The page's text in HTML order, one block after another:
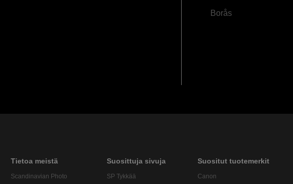
Borås
Tietoa meistä
Scandinavian Photo
Suosittuja sivuja
SP Tykkää
Suositut tuotemerkit
Canon